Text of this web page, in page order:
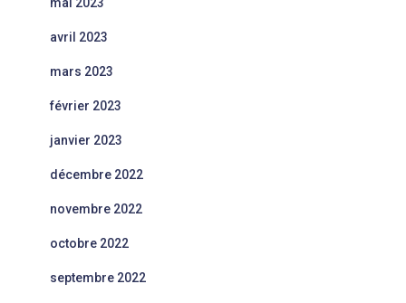
mai 2023
avril 2023
mars 2023
février 2023
janvier 2023
décembre 2022
novembre 2022
octobre 2022
septembre 2022